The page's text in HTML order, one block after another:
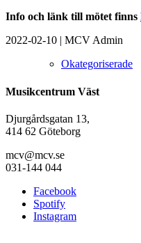
Info och länk till mötet finns
2022-02-10 | MCV Admin
Okategoriserade
Musikcentrum Väst
Djurgårdsgatan 13,
414 62 Göteborg
mcv@mcv.se
031-144 044
Facebook
Spotify
Instagram